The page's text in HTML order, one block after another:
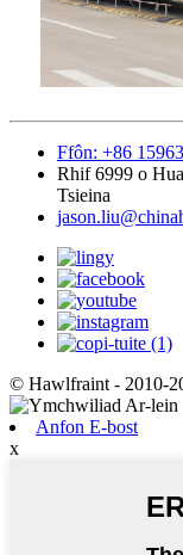
Ffôn: +86
Rhif 6999 o
Tsieina
© Hawlfraint - 2010-
Anfon E-bost
x